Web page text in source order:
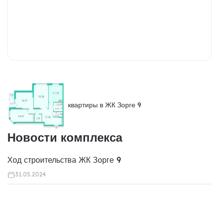
квартиры в ЖК Зорге 9
Новости комплекса
Ход строительства ЖК Зорге 9
31.05.2024